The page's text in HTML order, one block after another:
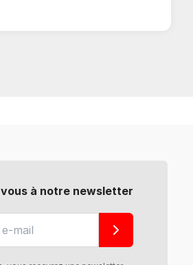
à notre newsletter